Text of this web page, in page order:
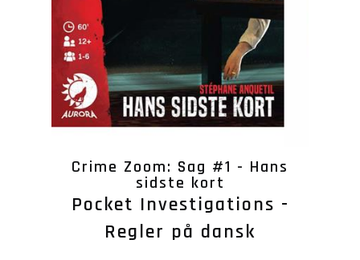
Crime Zoom: Sag #1 - Hans
sidste kort
Pocket Investigations -
Regler på dansk